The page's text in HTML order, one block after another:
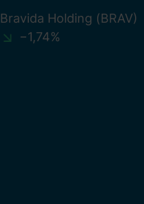
Bravida Holding (BRAV)
−1,74%